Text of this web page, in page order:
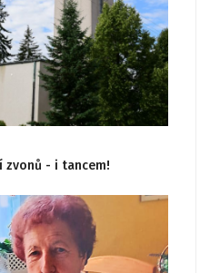
zvonů - i tancem!